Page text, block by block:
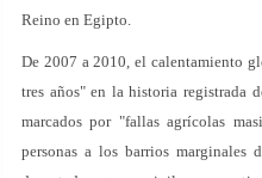
Reino en Egipto.
De 2007 a 2010, el calentamiento
tres años" en la historia registrada
marcados por "fallas agrícolas
personas a los barrios